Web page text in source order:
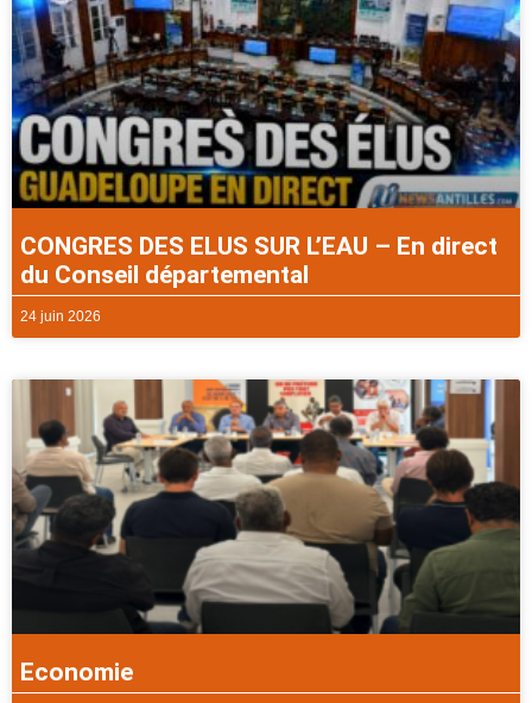
CONGRES DES ELUS SUR L’EAU – En direct
du Conseil départemental
24 juin 2026
Economie